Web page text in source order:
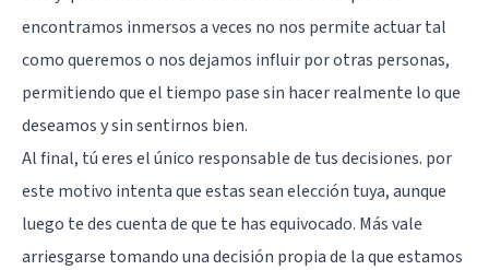
encontramos inmersos a veces no nos permite actuar tal
como queremos o nos dejamos influir por otras personas,
permitiendo que el tiempo pase sin hacer realmente lo que
deseamos y sin sentirnos bien.
Al final, tú eres el único responsable de tus decisiones. por
este motivo intenta que estas sean elección tuya, aunque
luego te des cuenta de que te has equivocado. Más vale
arriesgarse tomando una decisión propia de la que estamos